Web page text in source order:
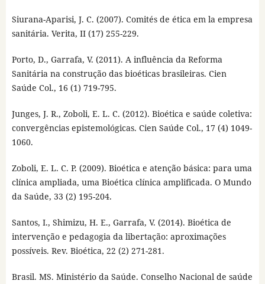
Siurana-Aparisi, J. C. (2007). Comités de ética em la empresa
sanitária. Verita, II (17) 255-229.
Porto, D., Garrafa, V. (2011). A influência da Reforma
Sanitária na construção das bioéticas brasileiras. Cien
Saúde Col., 16 (1) 719-795.
Junges, J. R., Zoboli, E. L. C. (2012). Bioética e saúde coletiva:
convergências epistemológicas. Cien Saúde Col., 17 (4) 1049-
1060.
Zoboli, E. L. C. P. (2009). Bioética e atenção básica: para uma
clínica ampliada, uma Bioética clínica amplificada. O Mundo
da Saúde, 33 (2) 195-204.
Santos, I., Shimizu, H. E., Garrafa, V. (2014). Bioética de
intervenção e pedagogia da libertação: aproximações
possíveis. Rev. Bioética, 22 (2) 271-281.
Brasil. MS. Ministério da Saúde. Conselho Nacional de saúde